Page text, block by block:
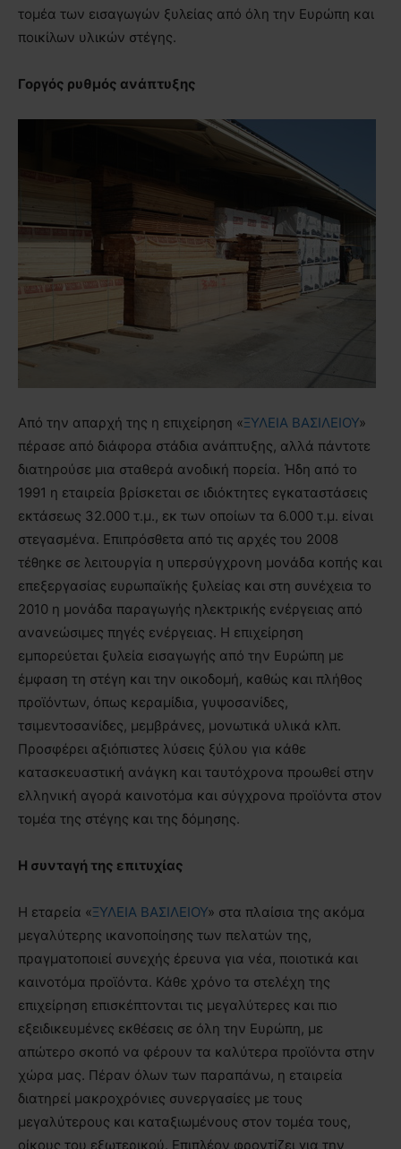
τομέα των εισαγωγών ξυλείας από όλη την Ευρώπη και
ποικίλων υλικών στέγης.
Γοργός ρυθμός ανάπτυξης
Από την απαρχή της η επιχείρηση «ΞΥΛΕΙΑ ΒΑΣΙΛΕΙΟΥ»
πέρασε από διάφορα στάδια ανάπτυξης, αλλά πάντοτε
διατηρούσε μια σταθερά ανοδική πορεία. Ήδη από το
1991 η εταιρεία βρίσκεται σε ιδιόκτητες εγκαταστάσεις
εκτάσεως 32.000 τ.μ., εκ των οποίων τα 6.000 τ.μ. είναι
στεγασμένα. Επιπρόσθετα από τις αρχές του 2008
τέθηκε σε λειτουργία η υπερσύγχρονη μονάδα κοπής και
επεξεργασίας ευρωπαϊκής ξυλείας και στη συνέχεια το
2010 η μονάδα παραγωγής ηλεκτρικής ενέργειας από
ανανεώσιμες πηγές ενέργειας. Η επιχείρηση
εμπορεύεται ξυλεία εισαγωγής από την Ευρώπη με
έμφαση τη στέγη και την οικοδομή, καθώς και πλήθος
προϊόντων, όπως κεραμίδια, γυψοσανίδες,
τσιμεντοσανίδες, μεμβράνες, μονωτικά υλικά κλπ.
Προσφέρει αξιόπιστες λύσεις ξύλου για κάθε
κατασκευαστική ανάγκη και ταυτόχρονα προωθεί στην
ελληνική αγορά καινοτόμα και σύγχρονα προϊόντα στον
τομέα της στέγης και της δόμησης.
Η συνταγή της επιτυχίας
Η εταρεία «ΞΥΛΕΙΑ ΒΑΣΙΛΕΙΟΥ» στα πλαίσια της ακόμα
μεγαλύτερης ικανοποίησης των πελατών της,
πραγματοποιεί συνεχής έρευνα για νέα, ποιοτικά και
καινοτόμα προϊόντα. Κάθε χρόνο τα στελέχη της
επιχείρηση επισκέπτονται τις μεγαλύτερες και πιο
εξειδικευμένες εκθέσεις σε όλη την Ευρώπη, με
απώτερο σκοπό να φέρουν τα καλύτερα προϊόντα στην
χώρα μας. Πέραν όλων των παραπάνω, η εταιρεία
διατηρεί μακροχρόνιες συνεργασίες με τους
μεγαλύτερους και καταξιωμένους στον τομέα τους,
οίκους του εξωτερικού. Επιπλέον φροντίζει για την